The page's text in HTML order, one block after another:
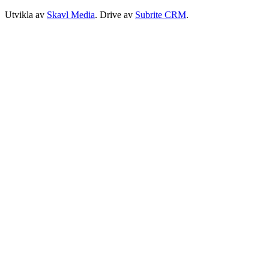
Utvikla av Skavl Media. Drive av Subrite CRM.